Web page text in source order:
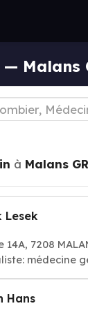
Malans
à Malans GR
Lesek
7208
médecine
Hans